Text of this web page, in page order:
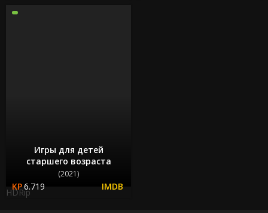
Игры для детей
старшего возраста
(2021)
6.719
HDRip